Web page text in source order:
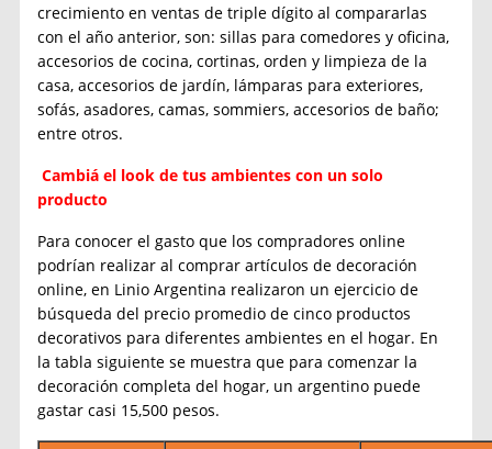
crecimiento en ventas de triple dígito al compararlas
con el año anterior, son: sillas para comedores y oficina,
accesorios de cocina, cortinas, orden y limpieza de la
casa, accesorios de jardín, lámparas para exteriores,
sofás, asadores, camas, sommiers, accesorios de baño;
entre otros.
Cambiá el look de tus ambientes con un solo
producto
Para conocer el gasto que los compradores online
podrían realizar al comprar artículos de decoración
online, en Linio Argentina realizaron un ejercicio de
búsqueda del precio promedio de cinco productos
decorativos para diferentes ambientes en el hogar. En
la tabla siguiente se muestra que para comenzar la
decoración completa del hogar, un argentino puede
gastar casi 15,500 pesos.